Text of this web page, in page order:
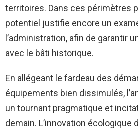
territoires. Dans ces périmètres
potentiel justifie encore un
l’administration, afin de garantir
avec le bâti historique.
En allégeant le fardeau des
équipements bien dissimulés,
un tournant pragmatique et
demain. L’innovation écologique